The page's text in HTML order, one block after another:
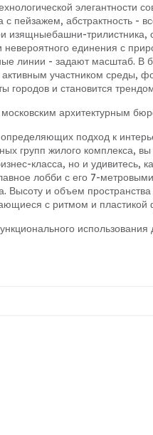
элегантности
пейзажем, абстрактность -
изящныебашни-трилистника,
единения с
линии - задают масштаб. В
участником среды,
городов и становится
архитектурным
подход к
групп жилого комплекса, вы
класса, но и удивитесь,
лобби с его 7-
Высоту и объем
с ритмом и пластикой
использования